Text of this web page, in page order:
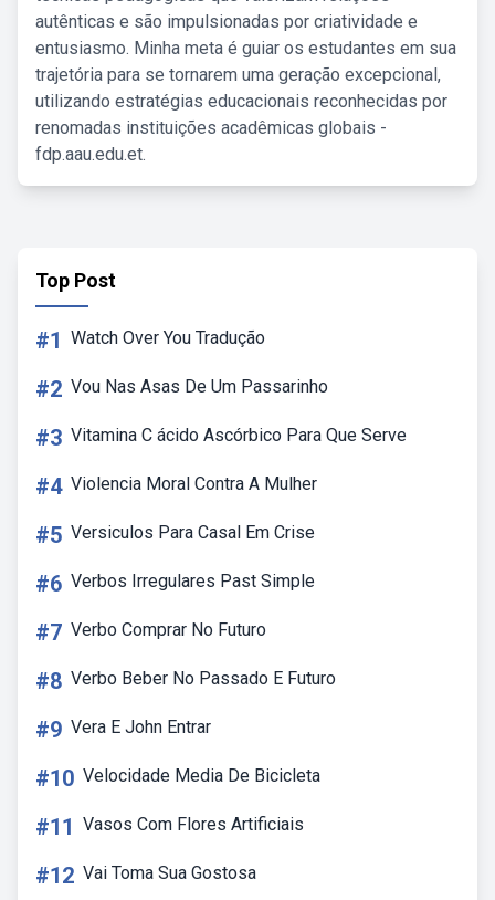
autênticas e são impulsionadas por criatividade e
entusiasmo. Minha meta é guiar os estudantes em sua
trajetória para se tornarem uma geração excepcional,
utilizando estratégias educacionais reconhecidas por
renomadas instituições acadêmicas globais -
fdp.aau.edu.et.
Top Post
#1 Watch Over You Tradução
#2 Vou Nas Asas De Um Passarinho
#3 Vitamina C ácido Ascórbico Para Que Serve
#4 Violencia Moral Contra A Mulher
#5 Versiculos Para Casal Em Crise
#6 Verbos Irregulares Past Simple
#7 Verbo Comprar No Futuro
#8 Verbo Beber No Passado E Futuro
#9 Vera E John Entrar
#10 Velocidade Media De Bicicleta
#11 Vasos Com Flores Artificiais
#12 Vai Toma Sua Gostosa